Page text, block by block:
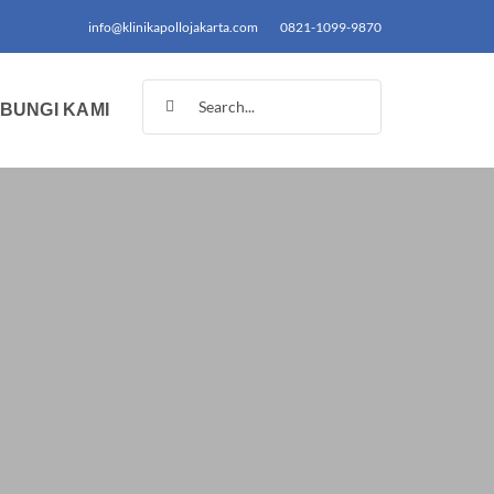
info@klinikapollojakarta.com 0821-1099-9870
KAMI